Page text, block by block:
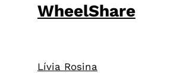
WheelShare
Lívia Rosina